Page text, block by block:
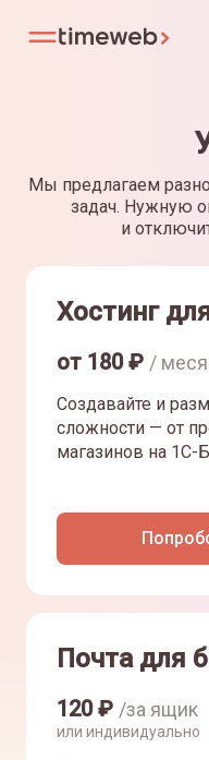
Мы предлагаем
задач. Нужную
и
Хостинг
от 180₽ /
Создавайте и
сложности — от
магазинов на 1С-
Почта для
120₽ /за ящик
или индивидуально